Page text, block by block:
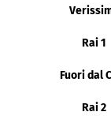
Rai 1
Fuori dal
Rai 2